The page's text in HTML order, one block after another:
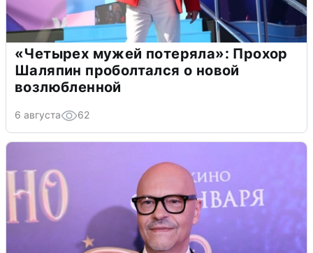
«Четырех мужей потеряла»: Прохор
Шаляпин проболтался о новой
возлюбленной
6 августа 62